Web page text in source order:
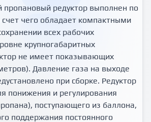
редуктор выполнен по
счет чего обладает компактными
всех рабочих
крупногабаритных
не имеет показывающих
Давление газа на выходе
при сборке. Редуктор
понижения и регулирования
поступающего из баллона,
поддержания постоянного